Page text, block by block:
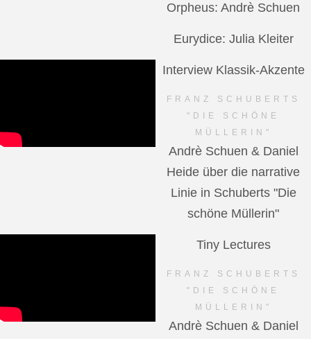
Orpheus: Andrè Schuen
Eurydice: Julia Kleiter
Interview Klassik-Akzente
FRANZ SCHUBERTS
"DIE SCHÖNE
MÜLLERIN"
Andrè Schuen & Daniel
Heide über die narrative
Linie in Schuberts "Die
schöne Müllerin"
Tiny Lectures
FRANZ SCHUBERTS
"DIE SCHÖNE
MÜLLERIN"
Andrè Schuen & Daniel